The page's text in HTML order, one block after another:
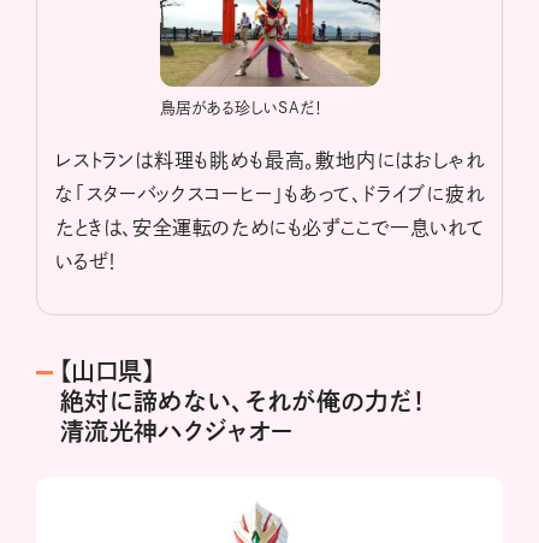
鳥居がある珍しいSAだ！
レストランは料理も眺めも最高。敷地内にはおしゃれ
な「スターバックスコーヒー」もあって、ドライブに疲れ
たときは、安全運転のためにも必ずここで一息いれて
いるぜ！
【山口県】
絶対に諦めない、それが俺の力だ！
清流光神ハクジャオー